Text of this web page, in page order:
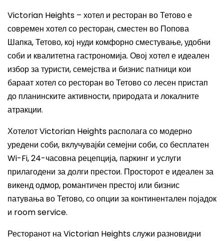
Victorian Heights – хотел и ресторан во Тетово е
современ хотел со ресторан, сместен во Попова
Шапка, Тетово, кој нуди комфорно сместување, удобни
соби и квалитетна гастрономија. Овој хотел е идеален
избор за туристи, семејства и бизнис патници кои
бараат хотел со ресторан во Тетово со лесен пристап
до планинските активности, природата и локалните
атракции.
Хотелот Victorian Heights располага со модерно
уредени соби, вклучувајќи семејни соби, со бесплатен
Wi-Fi, 24-часовна рецепција, паркинг и услуги
прилагодени за долги престои. Просторот е идеален за
викенд одмор, романтичен престој или бизнис
патувања во Тетово, со опции за континентален појадок
и room service.
Ресторанот на Victorian Heights служи разновидни